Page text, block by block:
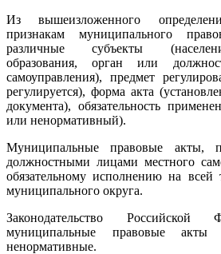
Из вышеизложенного
признакам муниципального
различные субъекты
образования, орган или
самоуправления), предмет
регулируется), форма акта
документа), обязательность
или ненормативный).
Муниципальные правовые акты,
должностными лицами местного
обязательному исполнению на всей
муниципального округа.
Законодательство Российской
муниципальные правовые
ненормативные.